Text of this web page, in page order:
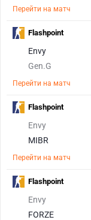
Перейти на матч
Envy
Gen.G
Перейти на матч
Flashpoint
Envy
MIBR
Перейти на матч
Flashpoint
Envy
FORZE
Flashpoint